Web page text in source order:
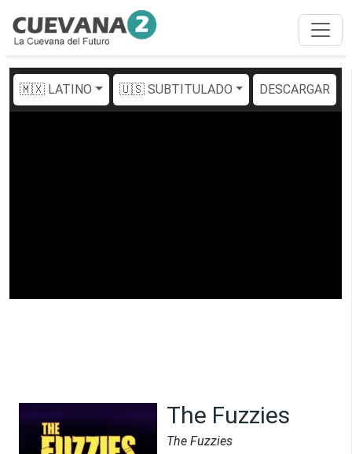
🇲🇽 LATINO 🇺🇸 SUBTITULADO DESCARGAR
The Fuzzies
The Fuzzies